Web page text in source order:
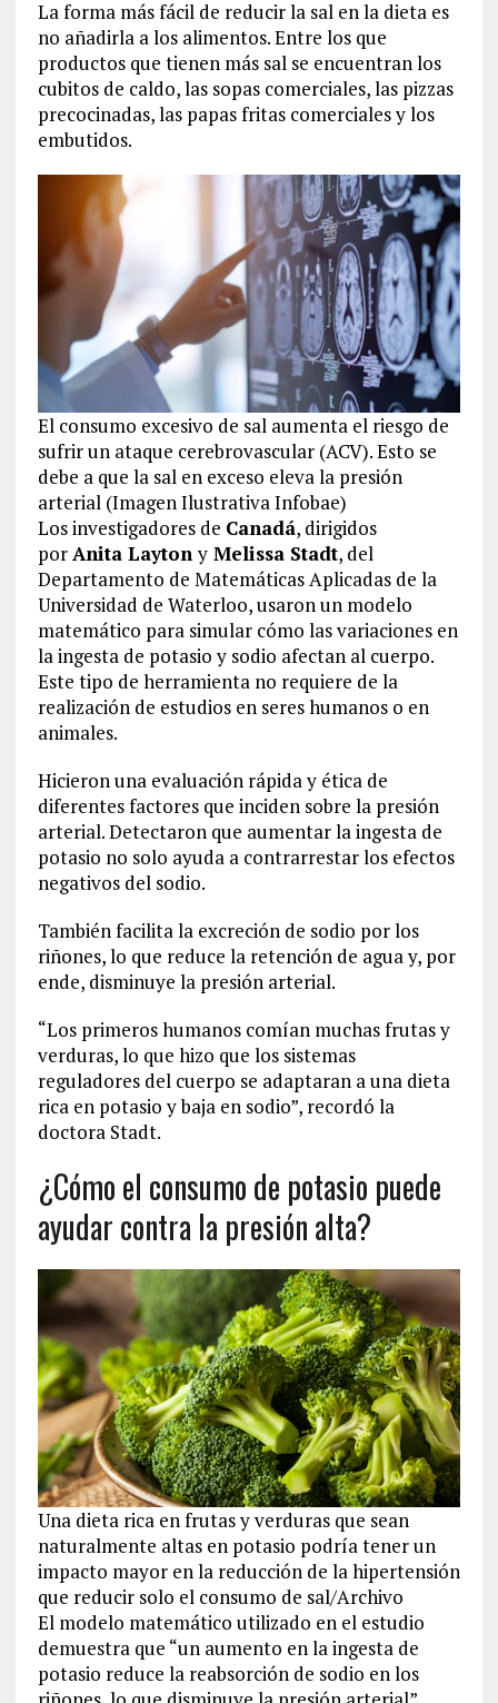
La forma más fácil de reducir la sal en la dieta es
no añadirla a los alimentos. Entre los que
productos que tienen más sal se encuentran los
cubitos de caldo, las sopas comerciales, las pizzas
precocinadas, las papas fritas comerciales y los
embutidos.
El consumo excesivo de sal aumenta el riesgo de
sufrir un ataque cerebrovascular (ACV). Esto se
debe a que la sal en exceso eleva la presión
arterial (Imagen Ilustrativa Infobae)
Los investigadores de Canadá, dirigidos
porAnita LaytonyMelissa Stadt, del
Departamento de Matemáticas Aplicadas de la
Universidad de Waterloo, usaron un modelo
matemático para simular cómo las variaciones en
la ingesta de potasio y sodio afectan al cuerpo.
Este tipo de herramienta no requiere de la
realización de estudios en seres humanos o en
animales.
Hicieron una evaluación rápida y ética de
diferentes factores que inciden sobre la presión
arterial. Detectaron que aumentar la ingesta de
potasio no solo ayuda a contrarrestar los efectos
negativos del sodio.
También facilita la excreción de sodio por los
riñones, lo que reduce la retención de agua y, por
ende, disminuye la presión arterial.
“Los primeros humanos comían muchas frutas y
verduras, lo que hizo que los sistemas
reguladores del cuerpo se adaptaran a una dieta
rica en potasio y baja en sodio”, recordó la
doctora Stadt.
¿Cómo el consumo de potasio puede
ayudar contra la presión alta?
Una dieta rica en frutas y verduras que sean
naturalmente altas en potasio podría tener un
impacto mayor en la reducción de la hipertensión
que reducir solo el consumo de sal/Archivo
El modelo matemático utilizado en el estudio
demuestra que “un aumento en la ingesta de
potasio reduce la reabsorción de sodio en los